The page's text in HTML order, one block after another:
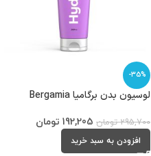
-35%
لوسیون بدن برگامیا Bergamia
295,700 تومان 192,205 تومان
افزودن به سبد خرید